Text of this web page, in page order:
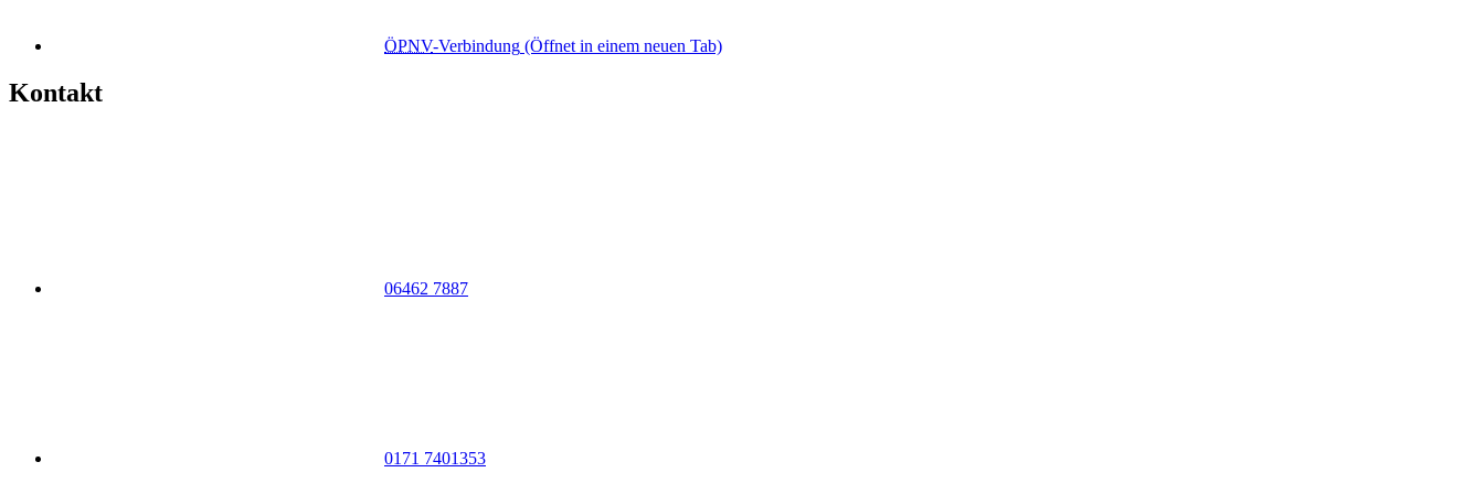
ÖPNV-Verbindung (Öffnet in einem neuen Tab)
Kontakt
06462 7887
0171 7401353